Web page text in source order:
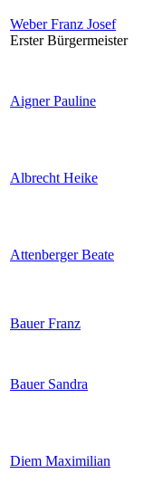
Weber Franz Josef
Erster Bürgermeister
Aigner Pauline
Albrecht Heike
Attenberger Beate
Bauer Franz
Bauer Sandra
Diem Maximilian